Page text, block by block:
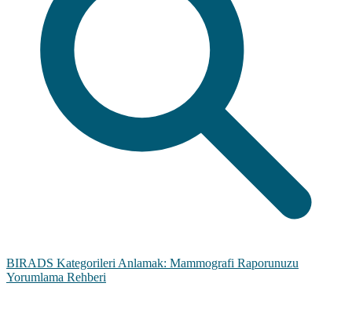
BIRADS Kategorileri Anlamak: Mammografi Raporunuzu
Yorumlama Rehberi